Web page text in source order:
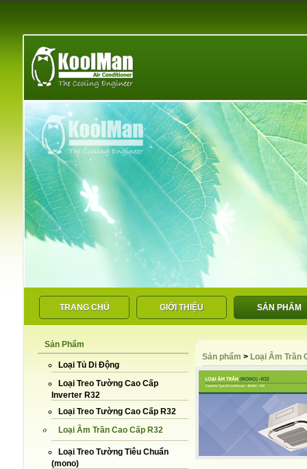
TRANG CHỦ GIỚI THIỆU SẢN PHẨM
LIÊN HỆ
Sản Phẩm
Loại Tủ Di Động
Loại Treo Tường Cao Cấp
Inverter R32
Loại Treo Tường Cao Cấp R32
Loại Âm Trần Cao Cấp R32
Loại Treo Tường Tiêu Chuẩn
(mono)
Sản phẩm > Loại Âm Trần